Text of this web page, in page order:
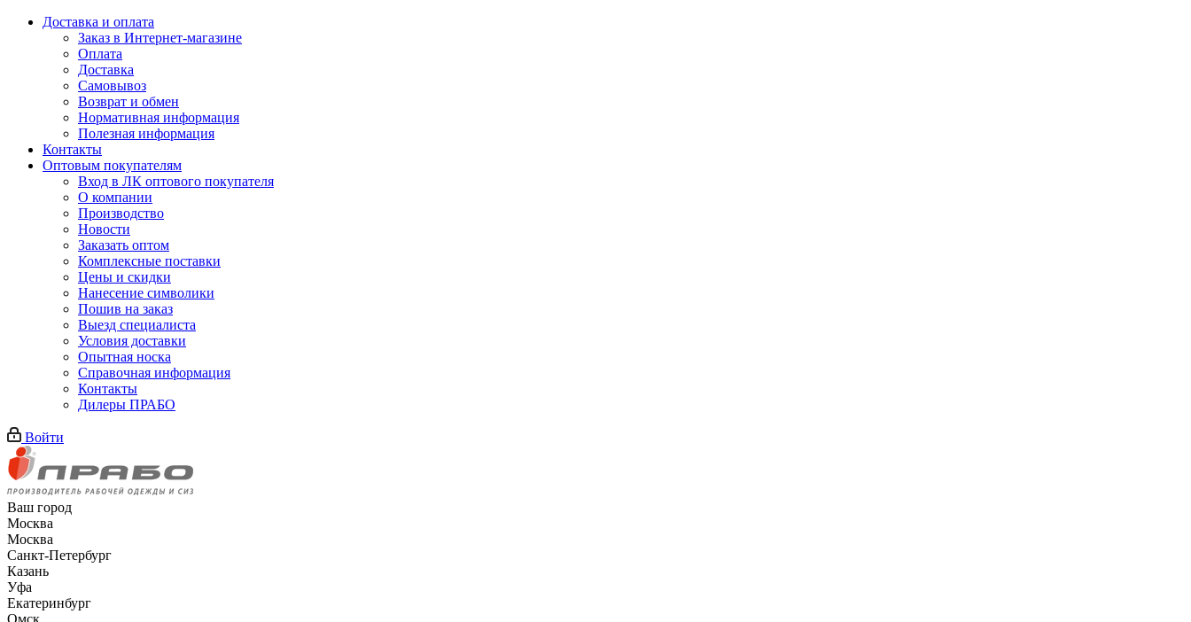
Доставка и оплата
Заказ в Интернет-магазине
Оплата
Доставка
Самовывоз
Возврат и обмен
Нормативная информация
Полезная информация
Контакты
Оптовым покупателям
Вход в ЛК оптового покупателя
О компании
Производство
Новости
Заказать оптом
Комплексные поставки
Цены и скидки
Нанесение символики
Пошив на заказ
Выезд специалиста
Условия доставки
Опытная носка
Справочная информация
Контакты
Дилеры ПРАБО
Войти
Ваш город
Москва
Москва
Санкт-Петербург
Казань
Уфа
Екатеринбург
Омск